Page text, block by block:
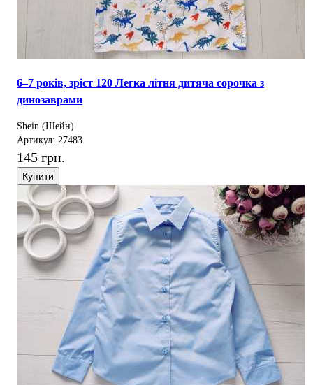
6–7 років, зріст 120 Легка літня дитяча сорочка з
динозаврами
Shein (Шейн)
Артикул: 27483
145 грн.
Купити